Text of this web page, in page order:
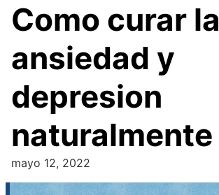
Como curar la
ansiedad y
depresion
naturalmente
mayo 12, 2022